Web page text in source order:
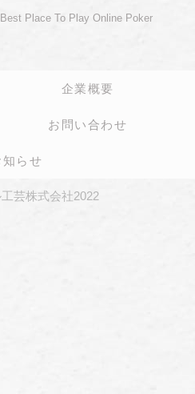
Best Place To Play Online Poker
企業概要
お問い合わせ
知らせ
芸株式会社2022